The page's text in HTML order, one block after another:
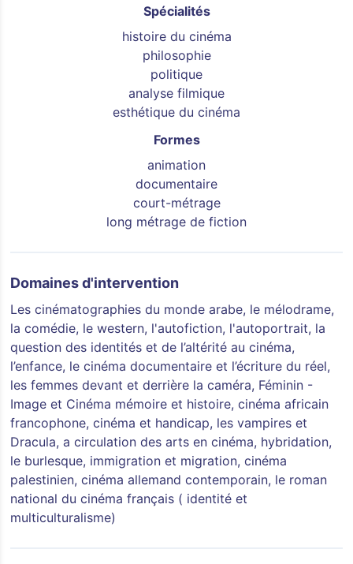
Spécialités
histoire du cinéma
philosophie
politique
analyse filmique
esthétique du cinéma
Formes
animation
documentaire
court-métrage
long métrage de fiction
Domaines d'intervention
Les cinématographies du monde arabe, le mélodrame,
la comédie, le western, l'autofiction, l'autoportrait, la
question des identités et de l’altérité au cinéma,
l’enfance, le cinéma documentaire et l’écriture du réel,
les femmes devant et derrière la caméra, Féminin -
Image et Cinéma mémoire et histoire, cinéma africain
francophone, cinéma et handicap, les vampires et
Dracula, a circulation des arts en cinéma, hybridation,
le burlesque, immigration et migration, cinéma
palestinien, cinéma allemand contemporain, le roman
national du cinéma français ( identité et
multiculturalisme)